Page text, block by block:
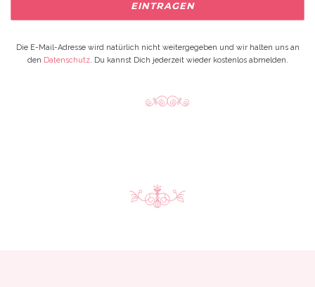
Die E-Mail-Adresse wird natürlich nicht weitergegeben und wir halten uns an
den Datenschutz. Du kannst Dich jederzeit wieder kostenlos abmelden.